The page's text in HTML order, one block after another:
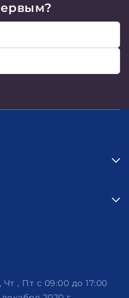
, Пт c 09:00 до 17:00